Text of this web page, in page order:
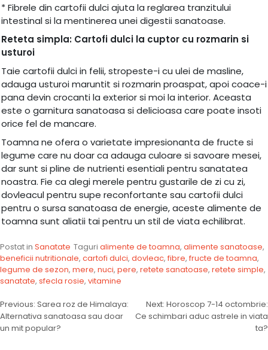
* Fibrele din cartofii dulci ajuta la reglarea tranzitului
intestinal si la mentinerea unei digestii sanatoase.
Reteta simpla: Cartofi dulci la cuptor cu rozmarin si
usturoi
Taie cartofii dulci in felii, stropeste-i cu ulei de masline,
adauga usturoi maruntit si rozmarin proaspat, apoi coace-i
pana devin crocanti la exterior si moi la interior. Aceasta
este o garnitura sanatoasa si delicioasa care poate insoti
orice fel de mancare.
Toamna ne ofera o varietate impresionanta de fructe si
legume care nu doar ca adauga culoare si savoare mesei,
dar sunt si pline de nutrienti esentiali pentru sanatatea
noastra. Fie ca alegi merele pentru gustarile de zi cu zi,
dovleacul pentru supe reconfortante sau cartofii dulci
pentru o sursa sanatoasa de energie, aceste alimente de
toamna sunt aliatii tai pentru un stil de viata echilibrat.
Postat in Sanatate Taguri alimente de toamna, alimente sanatoase,
beneficii nutritionale, cartofi dulci, dovleac, fibre, fructe de toamna,
legume de sezon, mere, nuci, pere, retete sanatoase, retete simple,
sanatate, sfecla rosie, vitamine
Navigare
în
articole
Previous: Sarea roz de Himalaya:
Alternativa sanatoasa sau doar
un mit popular?
Next: Horoscop 7-14 octombrie:
Ce schimbari aduc astrele in viata
ta?